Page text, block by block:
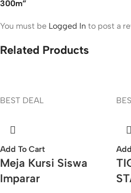
300m”
You must be Logged In to post a
Related Products
BEST DEAL
Add To Cart
Meja Kursi Siswa
Imparar